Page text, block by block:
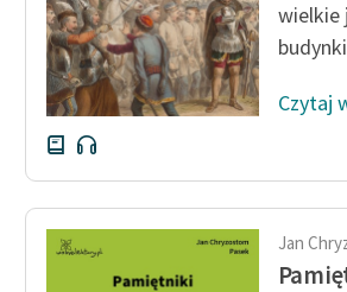
wielkie
Czytaj
Jan